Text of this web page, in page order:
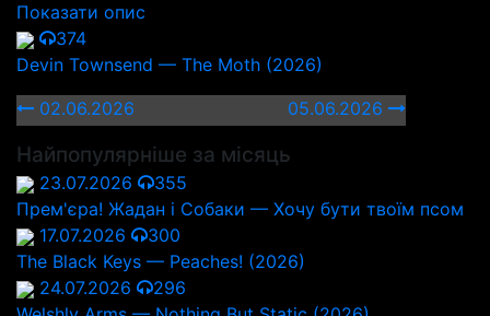
Показати опис
374
Devin Townsend — The Moth (2026)
02.06.2026
05.06.2026
Найпопулярніше за місяць
23.07.2026
355
Прем'єра! Жадан і Собаки — Хочу бути твоїм псом
17.07.2026
300
The Black Keys — Peaches! (2026)
24.07.2026
296